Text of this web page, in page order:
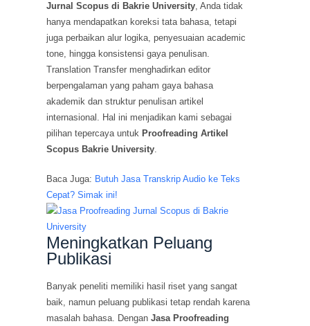
Jurnal Scopus di Bakrie University, Anda tidak
hanya mendapatkan koreksi tata bahasa, tetapi
juga perbaikan alur logika, penyesuaian academic
tone, hingga konsistensi gaya penulisan.
Translation Transfer menghadirkan editor
berpengalaman yang paham gaya bahasa
akademik dan struktur penulisan artikel
internasional. Hal ini menjadikan kami sebagai
pilihan tepercaya untuk Proofreading Artikel
Scopus Bakrie University.
Baca Juga: Butuh Jasa Transkrip Audio ke Teks
Cepat? Simak ini!
Meningkatkan Peluang
Publikasi
Banyak peneliti memiliki hasil riset yang sangat
baik, namun peluang publikasi tetap rendah karena
masalah bahasa. DenganJasa Proofreading